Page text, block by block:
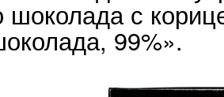
шоколада с
99%».